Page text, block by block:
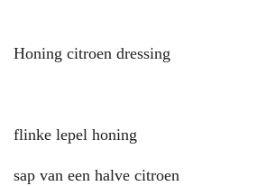
Honing citroen dressing
flinke lepel honing
sap van een halve citroen